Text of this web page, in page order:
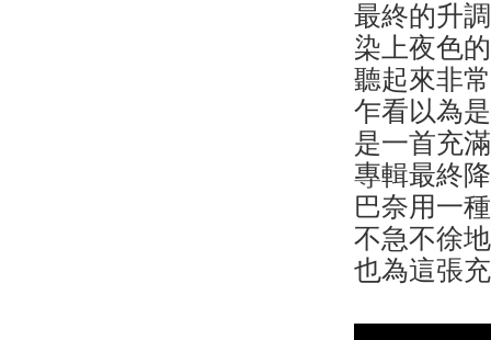
最終的升
染上夜色
聽起來非
乍看以為
是一首充
專輯最終
巴奈用一
不急不徐
也為這張